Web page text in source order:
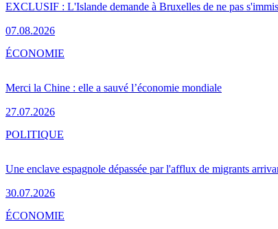
EXCLUSIF : L'Islande demande à Bruxelles de ne pas
07.08.2026
Merci la Chine : elle a sauvé l’économie mondiale
27.07.2026
ÉCONOMIE
Une enclave espagnole dépassée par l'afflux de migrants
30.07.2026
POLITIQUE
ÉCONOMIE